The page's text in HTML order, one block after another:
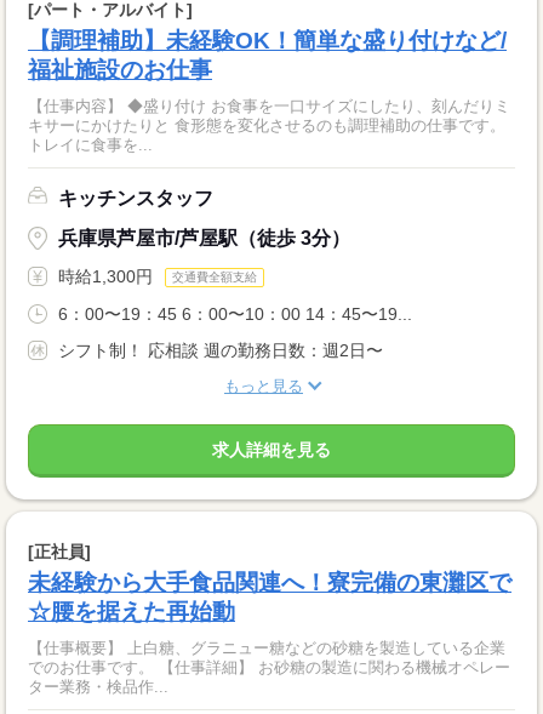
[パート・アルバイト]
【調理補助】未経験OK！簡単な盛り付けなど/
福祉施設のお仕事
【仕事内容】 ◆盛り付け お食事を一口サイズにしたり、刻んだりミ
キサーにかけたりと 食形態を変化させるのも調理補助の仕事です。
トレイに食事を...
キッチンスタッフ
兵庫県芦屋市/芦屋駅（徒歩 3分）
時給1,300円 交通費全額支給
6：00〜19：45 6：00〜10：00 14：45〜19...
シフト制！ 応相談 週の勤務日数：週2日〜
もっと見る
求人詳細を見る
[正社員]
未経験から大手食品関連へ！寮完備の東灘区で
☆腰を据えた再始動
【仕事概要】 上白糖、グラニュー糖などの砂糖を製造している企業
でのお仕事です。 【仕事詳細】 お砂糖の製造に関わる機械オペレー
ター業務・検品作...